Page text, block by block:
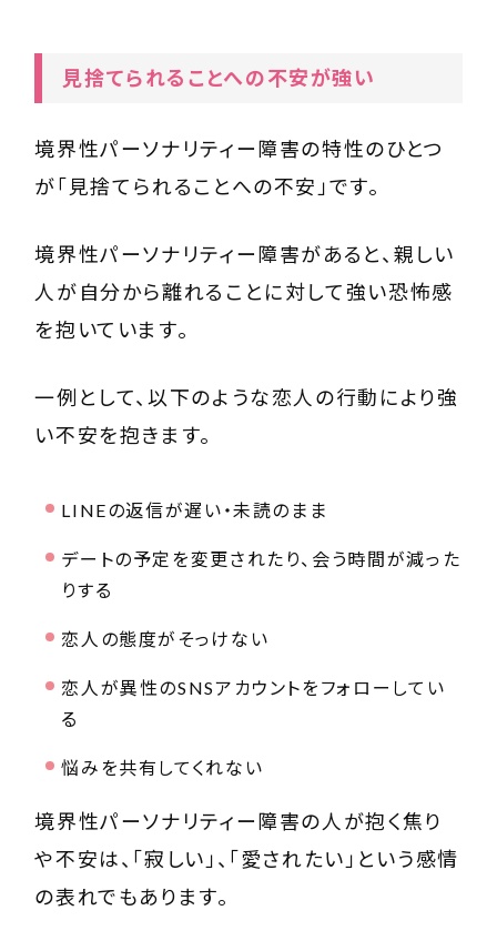
見捨てられることへの不安が強い
境界性パーソナリティー障害の特性のひとつ
が「見捨てられることへの不安」です。
境界性パーソナリティー障害があると、親しい
人が自分から離れることに対して強い恐怖感
を抱いています。
一例として、以下のような恋人の行動により強
い不安を抱きます。
LINEの返信が遅い・未読のまま
デートの予定を変更されたり、会う時間が減った
りする
恋人の態度がそっけない
恋人が異性のSNSアカウントをフォローしてい
る
悩みを共有してくれない
境界性パーソナリティー障害の人が抱く焦り
や不安は、「寂しい」、「愛されたい」という感情
の表れでもあります。